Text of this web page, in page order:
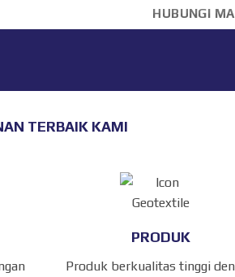
HUBUNGI
TERBAIK KAMI
PRODUK
Produk berkualitas tinggi